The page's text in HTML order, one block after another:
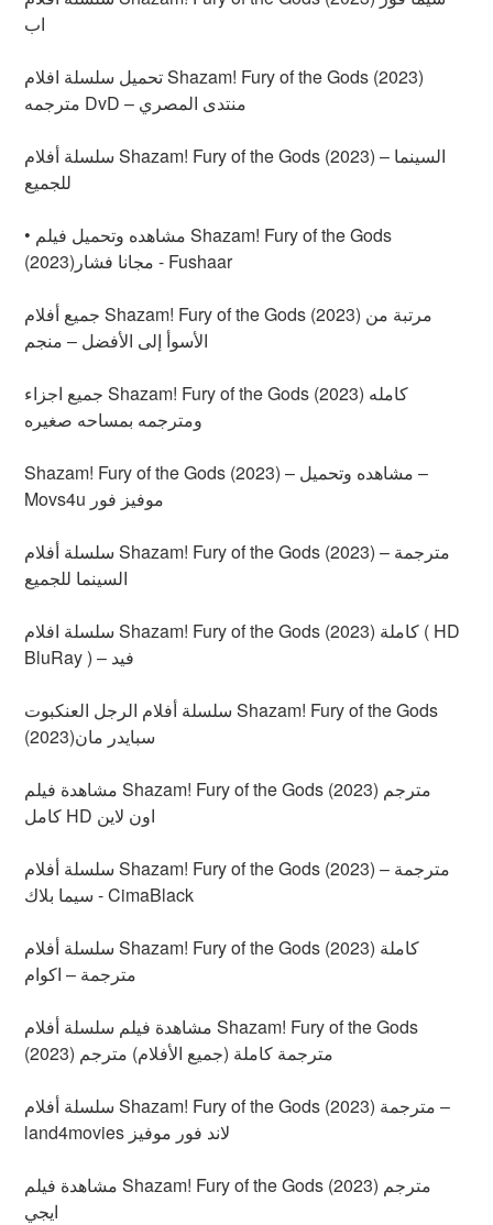
اب
تحميل سلسلة افلام Shazam! Fury of the Gods (2023)
مترجمه DvD – منتدى المصري
سلسلة أفلام Shazam! Fury of the Gods (2023) – السينما
للجميع
• مشاهده وتحميل فيلم Shazam! Fury of the Gods
(2023)مجانا فشار - Fushaar
جميع أفلام Shazam! Fury of the Gods (2023) مرتبة من
الأسوأ إلى الأفضل – منجم
جميع اجزاء Shazam! Fury of the Gods (2023) كامله
ومترجمه بمساحه صغيره
Shazam! Fury of the Gods (2023) – مشاهده وتحميل –
Movs4u موفيز فور
سلسلة أفلام Shazam! Fury of the Gods (2023) مترجمة –
السينما للجميع
سلسلة افلام Shazam! Fury of the Gods (2023) كاملة ( HD
BluRay ) – فيد
سلسلة أفلام الرجل العنكبوت Shazam! Fury of the Gods
(2023)سبايدر مان
مشاهدة فيلم Shazam! Fury of the Gods (2023) مترجم
كامل HD اون لاين
سلسلة أفلام Shazam! Fury of the Gods (2023) مترجمة –
سيما بلاك - CimaBlack
سلسلة أفلام Shazam! Fury of the Gods (2023) كاملة
مترجمة – اكوام
مشاهدة فيلم سلسلة أفلام Shazam! Fury of the Gods
(2023) مترجمة كاملة (جميع الأفلام) مترجم
سلسلة أفلام Shazam! Fury of the Gods (2023) مترجمة –
land4movies لاند فور موفيز
مشاهدة فيلم Shazam! Fury of the Gods (2023) مترجم
ايجي